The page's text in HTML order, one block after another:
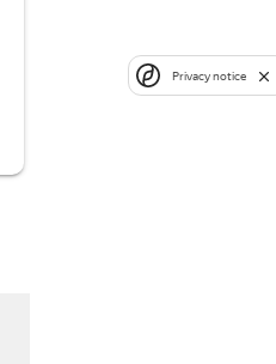
Privacy notice